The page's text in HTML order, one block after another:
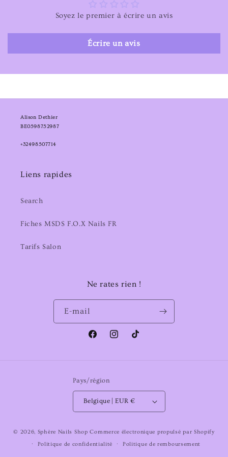
Soyez le premier à écrire un avis
Écrire un avis
Alison Dethier
BE0598752987
+32498507714
Liens rapides
Search
Fiches MSDS F.O.X Nails FR
Tarifs Salon
Ne rates rien !
E-mail
FacebookInstagramTikTok
Pays/région
Belgique | EUR €
© 2026, Sphère Nails Shop Commerce électronique propulsé par Shopify
Politique de confidentialité
Politique de remboursement